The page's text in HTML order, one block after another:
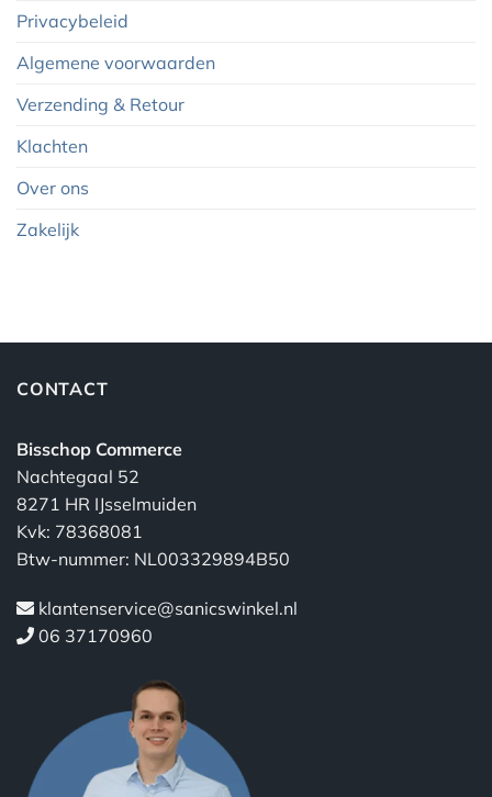
Privacybeleid
Algemene voorwaarden
Verzending & Retour
Klachten
Over ons
Zakelijk
CONTACT
Bisschop Commerce
Nachtegaal 52
8271 HR IJsselmuiden
Kvk: 78368081
Btw-nummer: NL003329894B50
klantenservice@sanicswinkel.nl
06 37170960